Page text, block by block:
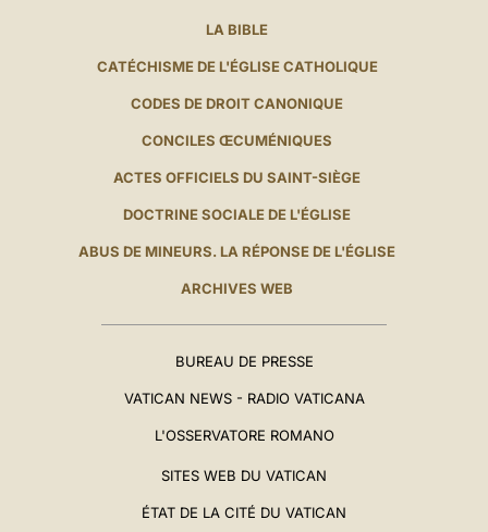
LA BIBLE
CATÉCHISME DE L'ÉGLISE CATHOLIQUE
CODES DE DROIT CANONIQUE
CONCILES ŒCUMÉNIQUES
ACTES OFFICIELS DU SAINT-SIÈGE
DOCTRINE SOCIALE DE L'ÉGLISE
ABUS DE MINEURS. LA RÉPONSE DE L'ÉGLISE
ARCHIVES WEB
BUREAU DE PRESSE
VATICAN NEWS - RADIO VATICANA
L'OSSERVATORE ROMANO
SITES WEB DU VATICAN
ÉTAT DE LA CITÉ DU VATICAN